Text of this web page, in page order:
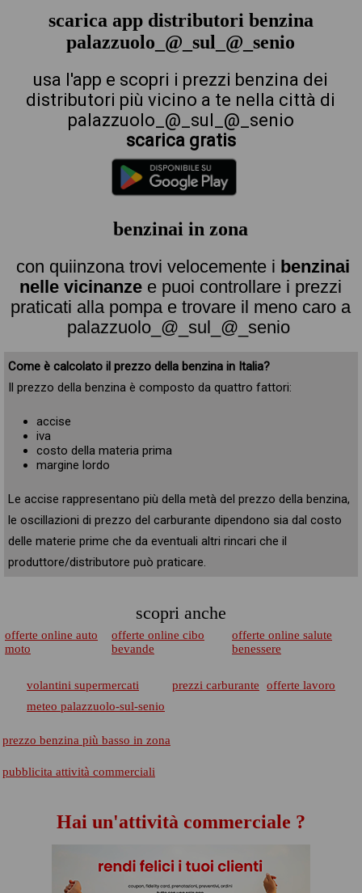
scarica app distributori benzina
palazzuolo_@_sul_@_senio
usa l'app e scopri i prezzi benzina dei
distributori più vicino a te nella città di
palazzuolo_@_sul_@_senio
scarica gratis
benzinai in zona
con quiinzona trovi velocemente i benzinai
nelle vicinanze e puoi controllare i prezzi
praticati alla pompa e trovare il meno caro a
palazzuolo_@_sul_@_senio
Come è calcolato il prezzo della benzina in Italia?
Il prezzo della benzina è composto da quattro fattori:
accise
iva
costo della materia prima
margine lordo
Le accise rappresentano più della metà del prezzo della benzina,
le oscillazioni di prezzo del carburante dipendono sia dal costo
delle materie prime che da eventuali altri rincari che il
produttore/distributore può praticare.
scopri anche
offerte online auto
moto
offerte online cibo
bevande
offerte online salute
benessere
volantini supermercati prezzi carburante
offerte lavoro
meteo palazzuolo-sul-senio
prezzo benzina più basso in zona
pubblicita attività commerciali
Hai un'attività commerciale ?